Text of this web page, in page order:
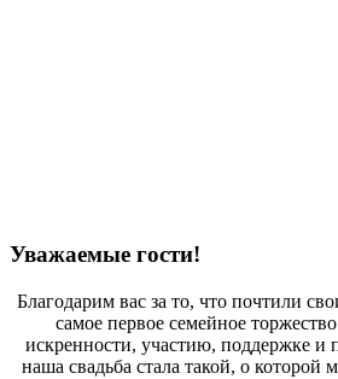
Уважаемые гости!
Благодарим вас за то, что почтили
самое первое семейное
искренности, участию, поддержке и
наша свадьба стала такой, о